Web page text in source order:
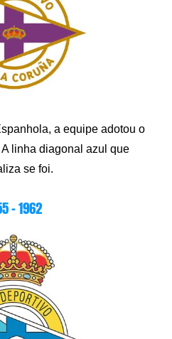
a equipe adotou o
linha diagonal azul que
se foi.
– 1962